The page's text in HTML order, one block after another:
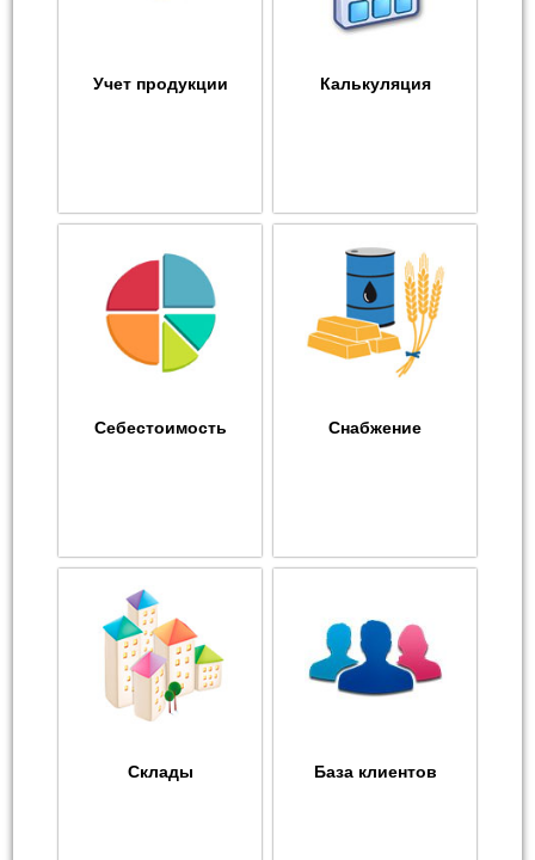
Учет продукции Калькуляция
Себестоимость Снабжение
Склады База клиентов